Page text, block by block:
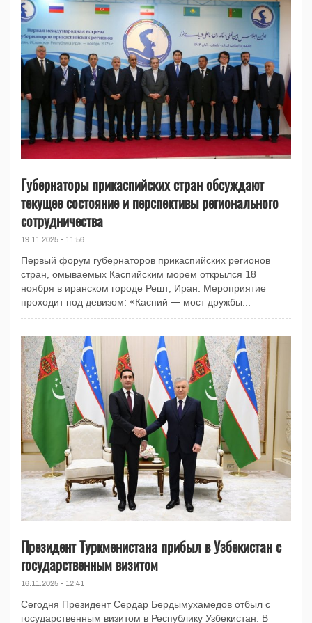
Губернаторы прикаспийских стран обсуждают
текущее состояние и перспективы регионального
сотрудничества
19.11.2025 - 11:56
Первый форум губернаторов прикаспийских регионов
стран, омываемых Каспийским морем открылся 18
ноября в иранском городе Решт, Иран. Мероприятие
проходит под девизом: «Каспий — мост дружбы...
Президент Туркменистана прибыл в Узбекистан с
государственным визитом
16.11.2025 - 12:41
Сегодня Президент Сердар Бердымухамедов отбыл с
государственным визитом в Республику Узбекистан. В